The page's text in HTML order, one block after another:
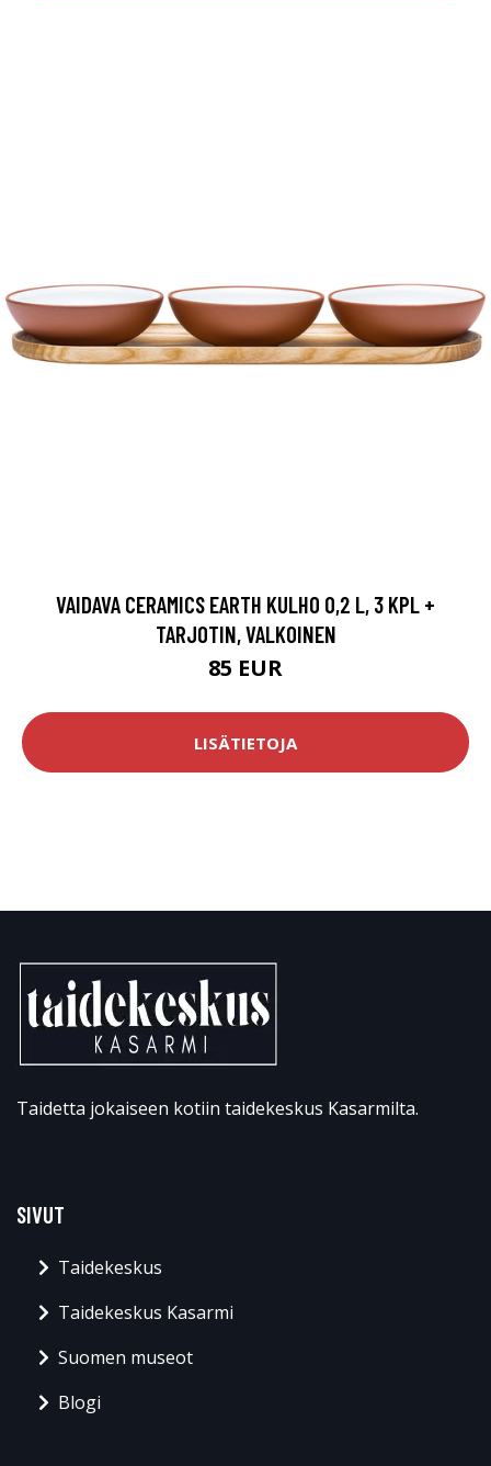
VAIDAVA CERAMICS EARTH KULHO 0,2 L, 3 KPL +
TARJOTIN, VALKOINEN
85 EUR
LISÄTIETOJA
Taidetta jokaiseen kotiin taidekeskus Kasarmilta.
SIVUT
Taidekeskus
Taidekeskus Kasarmi
Suomen museot
Blogi